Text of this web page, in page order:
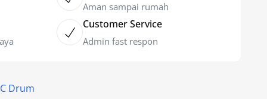
Aman sampai rumah
Customer Service
Admin fast respon
Drum